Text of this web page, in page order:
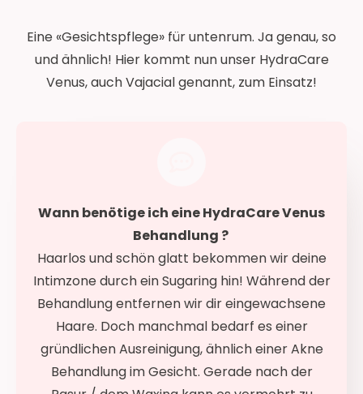
Eine «Gesichtspflege» für untenrum. Ja genau, so
und ähnlich! Hier kommt nun unser HydraCare
Venus, auch Vajacial genannt, zum Einsatz!
Wann benötige ich eine HydraCare Venus
Behandlung ?
Haarlos und schön glatt bekommen wir deine
Intimzone durch ein Sugaring hin! Während der
Behandlung entfernen wir dir eingewachsene
Haare. Doch manchmal bedarf es einer
gründlichen Ausreinigung, ähnlich einer Akne
Behandlung im Gesicht. Gerade nach der